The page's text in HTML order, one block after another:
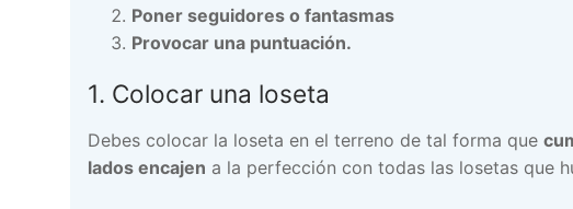
Poner seguidores o fantasmas
Provocar una puntuación.
1. Colocar una loseta
Debes colocar la loseta en el terreno de tal forma que
lados encajen a la perfección con todas las losetas que